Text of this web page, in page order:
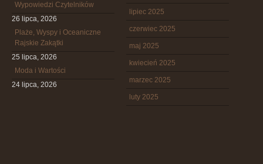
Wypowiedzi Czytelników
26 lipca, 2026
Plaże, Wyspy i Oceaniczne
Rajskie Zakątki
25 lipca, 2026
Moda i Wartości
24 lipca, 2026
lipiec 2025
czerwiec 2025
maj 2025
kwiecień 2025
marzec 2025
luty 2025